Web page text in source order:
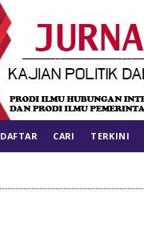
DAFTAR CARI TERKINI